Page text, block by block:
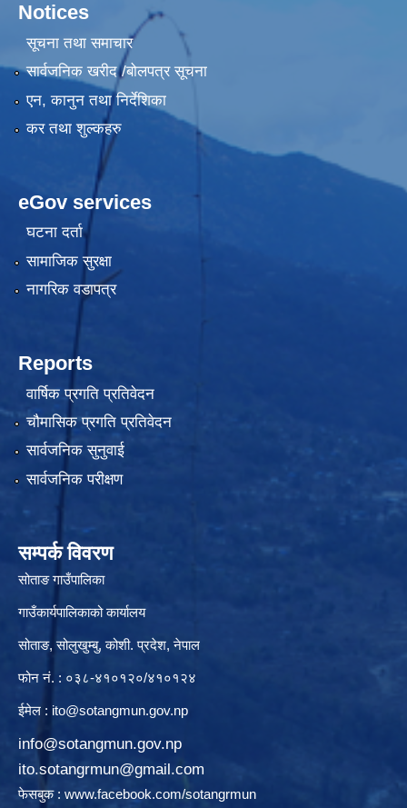
Notices
सूचना तथा समाचार
सार्वजनिक खरीद /बोलपत्र सूचना
एन, कानुन तथा निर्देशिका
कर तथा शुल्कहरु
eGov services
घटना दर्ता
सामाजिक सुरक्षा
नागरिक वडापत्र
Reports
वार्षिक प्रगति प्रतिवेदन
चौमासिक प्रगति प्रतिवेदन
सार्वजनिक सुनुवाई
सार्वजनिक परीक्षण
सम्पर्क विवरण
सोताङ गाउँपालिका
गाउँकार्यपालिकाको कार्यालय
सोताङ, सोलुखुम्बु, कोशी. प्रदेश, नेपाल
फोन नं. : ०३८-४१०१२०/४१०१२४
ईमेल : ito@sotangmun.gov.np
info@sotangmun.gov.np
ito.sotangrmun@gmail.com
फेसबुक : www.facebook.com/sotangrmun